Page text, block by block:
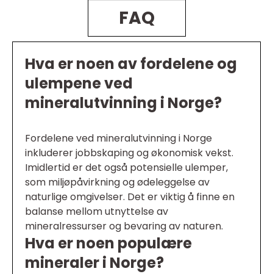
FAQ
Hva er noen av fordelene og
ulempene ved
mineralutvinning i Norge?
Fordelene ved mineralutvinning i Norge
inkluderer jobbskaping og økonomisk vekst.
Imidlertid er det også potensielle ulemper,
som miljøpåvirkning og ødeleggelse av
naturlige omgivelser. Det er viktig å finne en
balanse mellom utnyttelse av
mineralressurser og bevaring av naturen.
Hva er noen populære
mineraler i Norge?